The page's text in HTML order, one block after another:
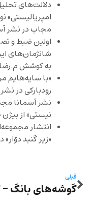
دلالت‌های
امپریالیستی»
مجاب در نشر
اولین ضبط و
شانژمان‌های
به کوشش
«با سایه‌هایم
رودبارکی در
نشر آسمانا
نیستی» از بیژن
انتشار
«زیر گنبد
قبلی